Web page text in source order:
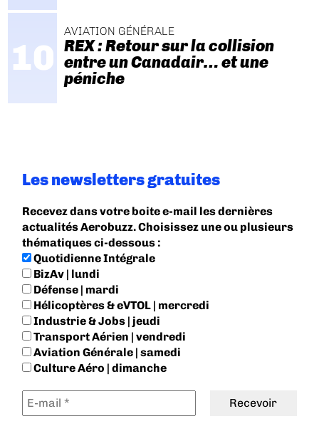
AVIATION GÉNÉRALE
REX : Retour sur la collision
entre un Canadair… et une
péniche
Les newsletters gratuites
Recevez dans votre boite e-mail les dernières
actualités Aerobuzz. Choisissez une ou plusieurs
thématiques ci-dessous :
Quotidienne Intégrale
BizAv | lundi
Défense | mardi
Hélicoptères & eVTOL | mercredi
Industrie & Jobs | jeudi
Transport Aérien | vendredi
Aviation Générale | samedi
Culture Aéro | dimanche